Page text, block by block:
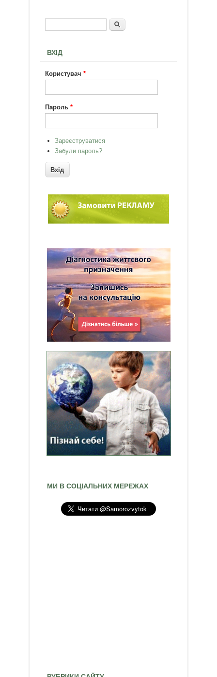
Пошукова форма
Пошук
ВХІД
Користувач*
Пароль*
Зареєструватися
Забули пароль?
МИ В СОЦІАЛЬНИХ МЕРЕЖАХ